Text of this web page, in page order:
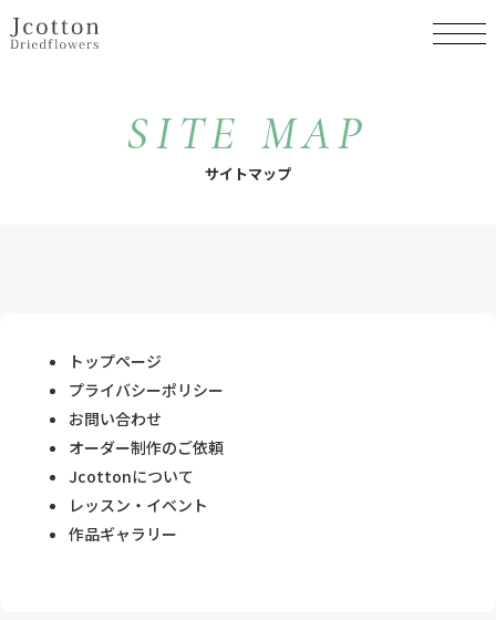
SITE MAP
サイトマップ
トップページ
プライバシーポリシー
お問い合わせ
オーダー制作のご依頼
Jcottonについて
レッスン・イベント
作品ギャラリー